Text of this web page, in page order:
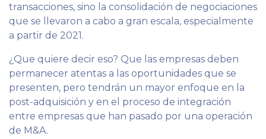
transacciones, sino la consolidación de negociaciones
que se llevaron a cabo a gran escala, especialmente
a partir de 2021.
¿Que quiere decir eso? Que las empresas deben
permanecer atentas a las oportunidades que se
presenten, pero tendrán un mayor enfoque en la
post-adquisición y en el proceso de integración
entre empresas que han pasado por una operación
de M&A.